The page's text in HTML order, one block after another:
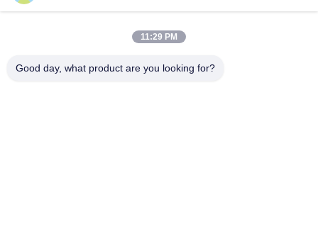
ঠিকানা: ইংফেং মেশিনারি মার্কেট, নং 1192, ঝোংশান অ্যাভিনিউ, তিয়ানহে জেলা,
11:29 PM
Good day, what product are you looking for?